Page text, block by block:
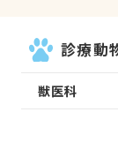
診療動
獣医科